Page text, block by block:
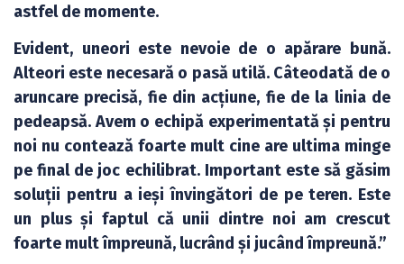
astfel de momente.
Evident, uneori este nevoie de o apărare bună.
Alteori este necesară o pasă utilă. Câteodată de o
aruncare precisă, fie din acțiune, fie de la linia de
pedeapsă. Avem o echipă experimentată și pentru
noi nu contează foarte mult cine are ultima minge
pe final de joc echilibrat. Important este să găsim
soluții pentru a ieși învingători de pe teren. Este
un plus și faptul că unii dintre noi am crescut
foarte mult împreună, lucrând și jucând împreună.”